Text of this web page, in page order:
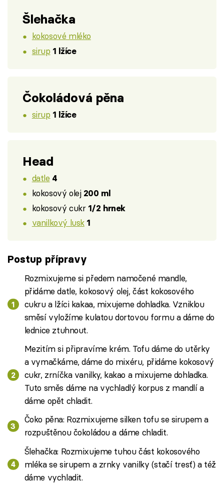
Šlehačka
kokosové mléko
sirup 1 lžíce
Čokoládová pěna
sirup 1 lžíce
Head
datle 4
kokosový olej 200 ml
kokosový cukr 1/2 hrnek
vanilkový lusk 1
Postup přípravy
Rozmixujeme si předem namočené mandle,
přidáme datle, kokosový olej, část kokosového
cukru a lžíci kakaa, mixujeme dohladka. Vzniklou
směsí vyložíme kulatou dortovou formu a dáme do
lednice ztuhnout.
Mezitím si připravíme krém. Tofu dáme do utěrky
a vymačkáme, dáme do mixéru, přidáme kokosový
cukr, zrníčka vanilky, kakao a mixujeme dohladka.
Tuto směs dáme na vychladlý korpus z mandlí a
dáme opět chladit.
Čoko pěna: Rozmixujeme silken tofu se sirupem a
rozpuštěnou čokoládou a dáme chladit.
Šlehačka: Rozmixujeme tuhou část kokosového
mléka se sirupem a zrnky vanilky (stačí tresť) a též
dáme vychladit.